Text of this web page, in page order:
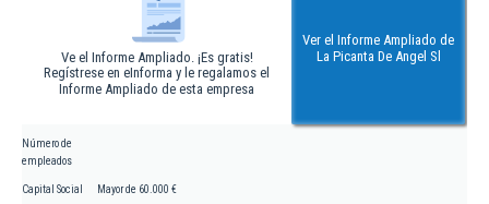
Ve el Informe Ampliado. ¡Es gratis!
Regístrese en eInforma y le regalamos el
Informe Ampliado de esta empresa
Ver el Informe Ampliado de
La Picanta De Angel Sl
Número de
empleados
Capital Social Mayor de 60.000 €